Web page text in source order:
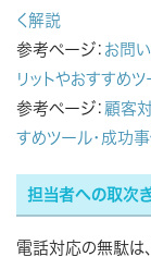
く解説
参考ページ： お問
リットやおすすめ
参考ページ： 顧客
すめツール・成功事
担当者への取次
電話対応の無駄は